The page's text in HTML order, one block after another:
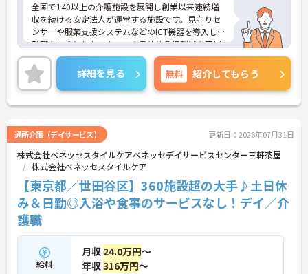
全国で140以上の介護施設を展開し創業以来連続増
収を続ける安定法人が運営する施設です。見守りセ
ンサーや服薬支援システムなどのICT機器を導入し夜
勤帯を中心としたスタッフの身体的負担軽減を実現
しています。独自のHITOWAアカデミーによる体系
的な研修制度や資格取得支援を通じて専門性を高め
られるほか、施設長や本部職への職種転換など一人
ひとりの希望に合わせた多様なキャリアパスを描け
ます。住宅手当や子ども手当などの福利厚生にくわ
ステージが変化しても将来を見据えて安心して働き
続けられる環境が整っています。
★おすすめPOINT★
【ICT設備の導入で身体的な負担を軽減できる環境で
す】
・見守りセンサーや服薬支援システムを活用し夜勤
帯の業務を設備でサポートしています ・仕組みで業
務をカバーすることでスタッフが心身にゆとりを持
ってケアに専念できます
【明確なキャリアパスで多様な選択肢を広げていけ
詳細を見る 無料 紹介してもらう
通所介護（デイサービス） 更新日：2026年07月31日
株式会社ベネッセスタイルケアベネッセデイサービスセンター三軒茶屋
株式会社ベネッセスタイルケア
【東京都／世田谷区】360施設超の大手♪土日休
み＆日勤◎入浴や食事のサービスなし！デイ／介
護職
給料
月収 24.0万円～
年収316万円～